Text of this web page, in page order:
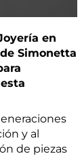
en
Simonetta
y al
de piezas